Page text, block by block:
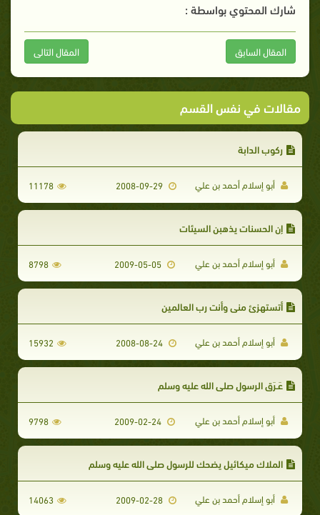
شارك المحتوي بواسطة :
المقال السابق المقال التالى
مقالات في نفس القسم
ركوب الدابة
أبو إسلام أحمد بن علي 2008-09-29
11178
إن الحسنات يذهبن السيئات
أبو إسلام أحمد بن علي 8798
أتستهزئ مني وأنت رب العالمين
أبو إسلام أحمد بن علي 2008-08-24
15932
عَـرَق الرسول صلى الله عليه وسلم
أبو إسلام أحمد بن علي 9798
الملاك ميكائيل يضحك للرسول صلى الله عليه وسلم
أبو إسلام أحمد بن علي 2009-02-28
14063